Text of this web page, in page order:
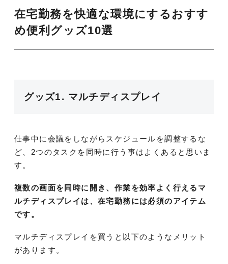
在宅勤務を快適な環境にするおすす
め便利グッズ10選
グッズ1. マルチディスプレイ
仕事中に会議をしながらスケジュールを調整するな
ど、2つのタスクを同時に行う事はよくあると思いま
す。
複数の画面を同時に開き、作業を効率よく行えるマ
ルチディスプレイは、在宅勤務には必須のアイテム
です。
マルチディスプレイを買うと以下のようなメリット
があります。